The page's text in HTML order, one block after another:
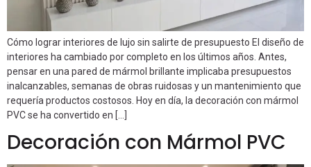
Cómo lograr interiores de lujo sin salirte de presupuesto El diseño de
interiores ha cambiado por completo en los últimos años. Antes,
pensar en una pared de mármol brillante implicaba presupuestos
inalcanzables, semanas de obras ruidosas y un mantenimiento que
requería productos costosos. Hoy en día, la decoración con mármol
PVC se ha convertido en […]
Decoración con Mármol PVC